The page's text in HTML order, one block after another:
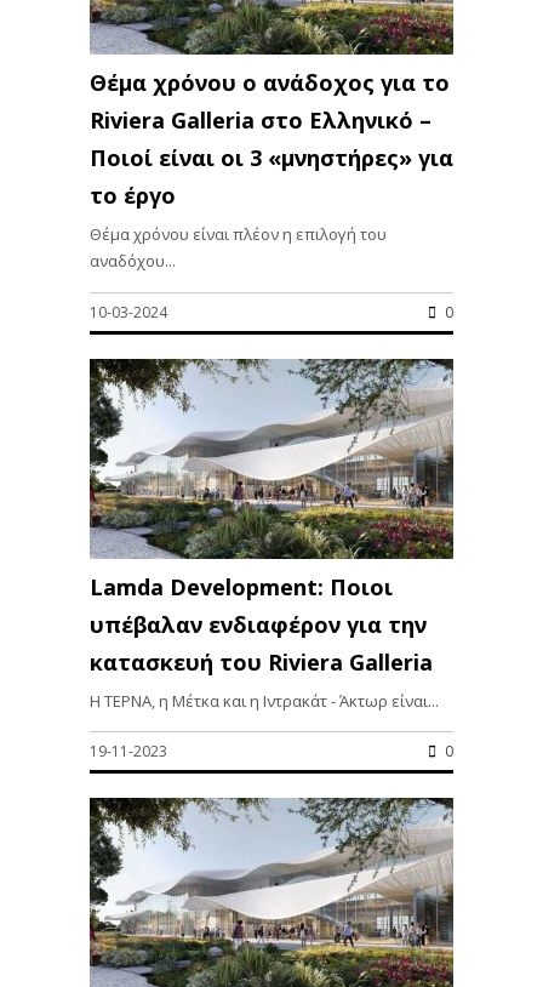
Θέμα χρόνου ο ανάδοχος για το
Riviera Galleria στο Ελληνικό –
Ποιοί είναι οι 3 «μνηστήρες» για
το έργο
Θέμα χρόνου είναι πλέον η επιλογή του
αναδόχου...
10-03-2024 0
Lamda Development: Ποιοι
υπέβαλαν ενδιαφέρον για την
κατασκευή του Riviera Galleria
H ΤΕΡΝΑ, η Μέτκα και η Ιντρακάτ - Άκτωρ είναι...
19-11-2023 0